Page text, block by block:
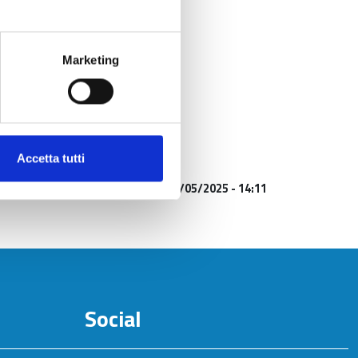
Marketing
Accetta tutti
Aggiornato al 23/05/2025 - 14:11
Social